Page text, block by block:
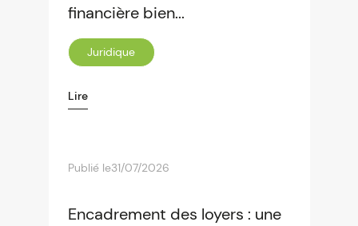
financière bien...
Juridique
Lire
Publié le31/07/2026
Encadrement des loyers : une